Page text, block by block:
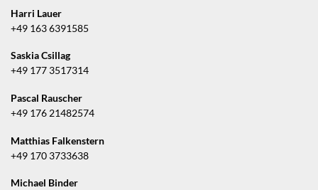
Harri Lauer
+49 163 6391585
Saskia Csillag
+49 177 3517314
Pascal Rauscher
+49 176 21482574
Matthias Falkenstern
+49 170 3733638
Michael Binder